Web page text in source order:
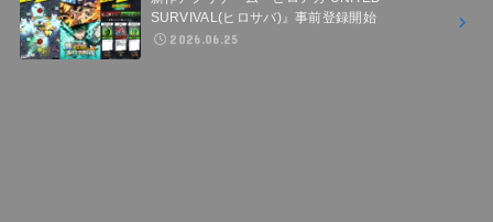
SURVIVAL(ヒロサバ)』事前登録開始
2026.06.25